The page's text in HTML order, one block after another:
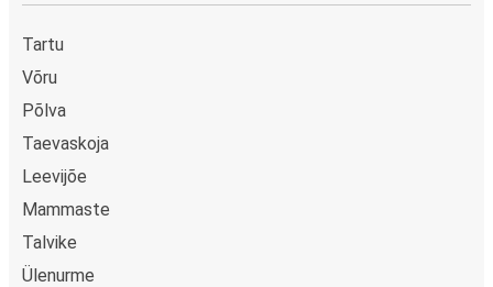
Tartu
Võru
Põlva
Taevaskoja
Leevijõe
Mammaste
Talvike
Ülenurme